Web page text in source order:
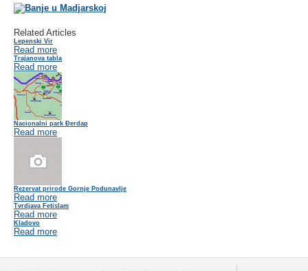
Related Articles
Lepenski Vir
Read more
Trajanova tabla
Read more
Nacionalni park Đerdap
Read more
Rezervat prirode Gornje Podunavlje
Read more
Tvrdjava Fetislam
Read more
Kladovo
Read more